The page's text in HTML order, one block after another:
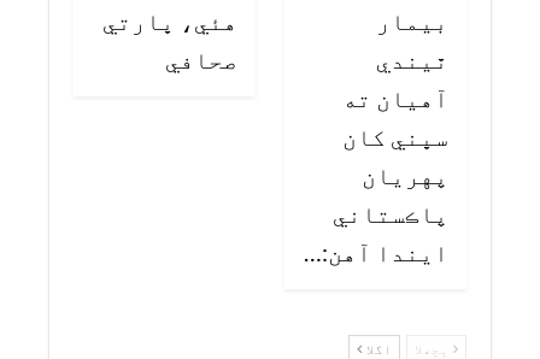
بيمار
ٿيندي
آهيان ته
سڀني کان
پهريان
پاڪستاني
ايندا آهن:…
هئي، ڀارتي
صحافي
پچھلا اگلا